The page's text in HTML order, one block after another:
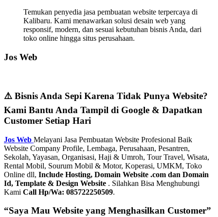
Temukan penyedia jasa pembuatan website terpercaya di
Kalibaru. Kami menawarkan solusi desain web yang
responsif, modern, dan sesuai kebutuhan bisnis Anda, dari
toko online hingga situs perusahaan.
Jos Web
⚠️ Bisnis Anda Sepi Karena Tidak Punya Website?
Kami Bantu Anda Tampil di Google & Dapatkan
Customer Setiap Hari
Jos Web Melayani Jasa Pembuatan Website Profesional Baik
Website Company Profile, Lembaga, Perusahaan, Pesantren,
Sekolah, Yayasan, Organisasi, Haji & Umroh, Tour Travel, Wisata,
Rental Mobil, Sourum Mobil & Motor, Koperasi, UMKM, Toko
Online dll, Include Hosting, Domain Website .com dan Domain
Id, Template & Design Website . Silahkan Bisa Menghubungi
Kami Call Hp/Wa: 085722250509.
“Saya Mau Website yang Menghasilkan Customer”